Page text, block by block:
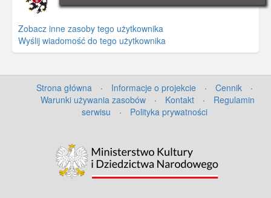
Zobacz inne zasoby tego użytkownika
Wyślij wiadomość do tego użytkownika
Strona główna · Informacje o projekcie · Cennik
·
Warunki używania zasobów
· Kontakt ·
Regulamin
serwisu
· Polityka prywatności